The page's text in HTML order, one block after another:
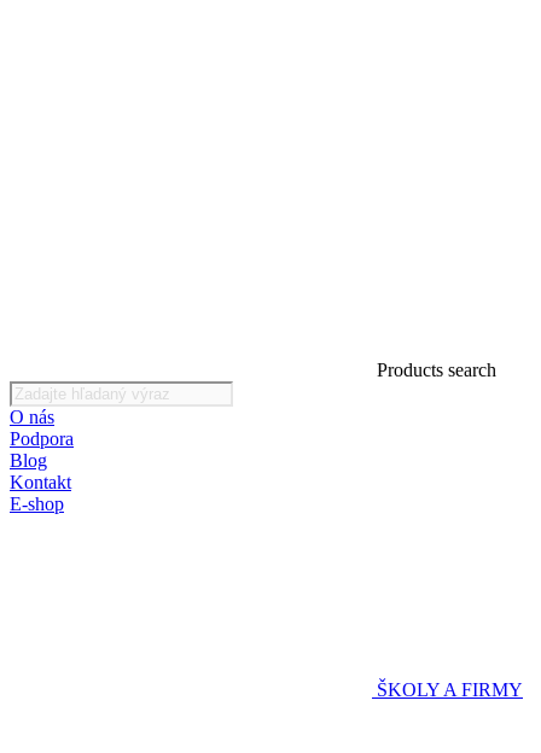
Products search
O nás
Podpora
Blog
Kontakt
E-shop
ŠKOLY A FIRMY